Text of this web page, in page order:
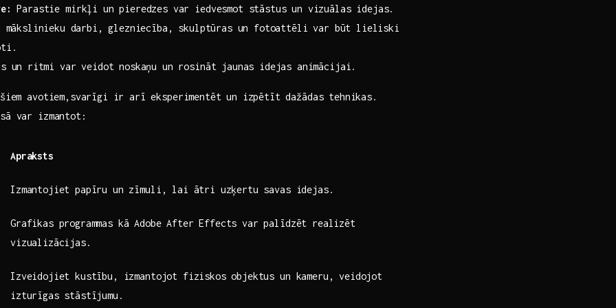
Parastie mirkļi un pieredzes var iedvesmot stāstus un vizuālas idejas.
darbi, glezniecība, skulptūras un fotoattēli var ‍būt lieliski⁣
un ⁢ritmi var veidot noskaņu un rosināt jaunas idejas animācijai.
⁢šiem​ avotiem,svarīgi ir arī eksperimentēt un izpētīt dažādas tehnikas.
var izmantot:
Apraksts
Izmantojiet papīru un zīmuli, lai ātri uzķertu savas idejas.
Grafikas programmas kā Adobe After Effects var palīdzēt realizēt
vizualizācijas.
Izveidojiet kustību, izmantojot fiziskos objektus un kameru, veidojot
izturīgas stāstījumu.